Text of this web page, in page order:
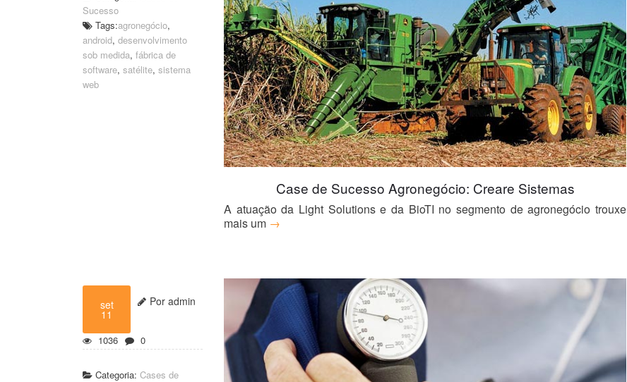
Sucesso
Tags:agronegócio,
android, desenvolvimento
sob medida, fábrica de
software, satélite, sistema
web
Case de Sucesso Agronegócio: Creare Sistemas
A atuação da Light Solutions e da BioTI no segmento de agronegócio trouxe
mais um →
set
11
Por admin
1036 0
Categoria: Cases de